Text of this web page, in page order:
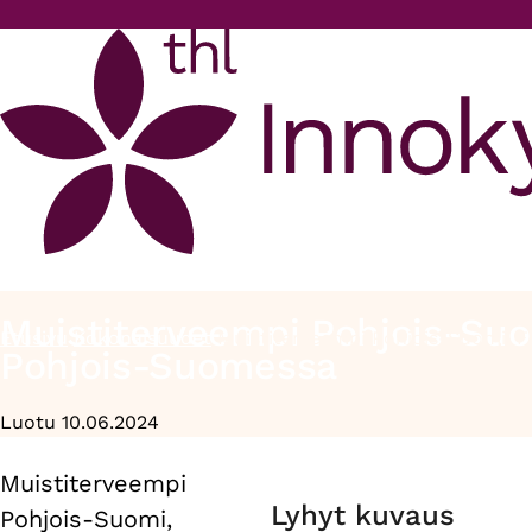
Luotu 10.06.2024
Primary
Muistiterveempi
Pohjois-Suomi,
Lyhyt kuvaus